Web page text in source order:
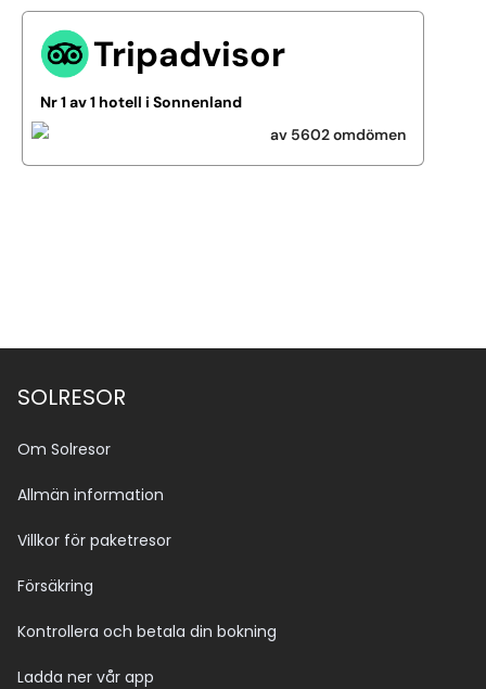
Tripadvisor
Nr 1 av 1 hotell i Sonnenland
av 5602 omdömen
SOLRESOR
Om Solresor
Allmän information
Villkor för paketresor
Försäkring
Kontrollera och betala din bokning
Ladda ner vår app